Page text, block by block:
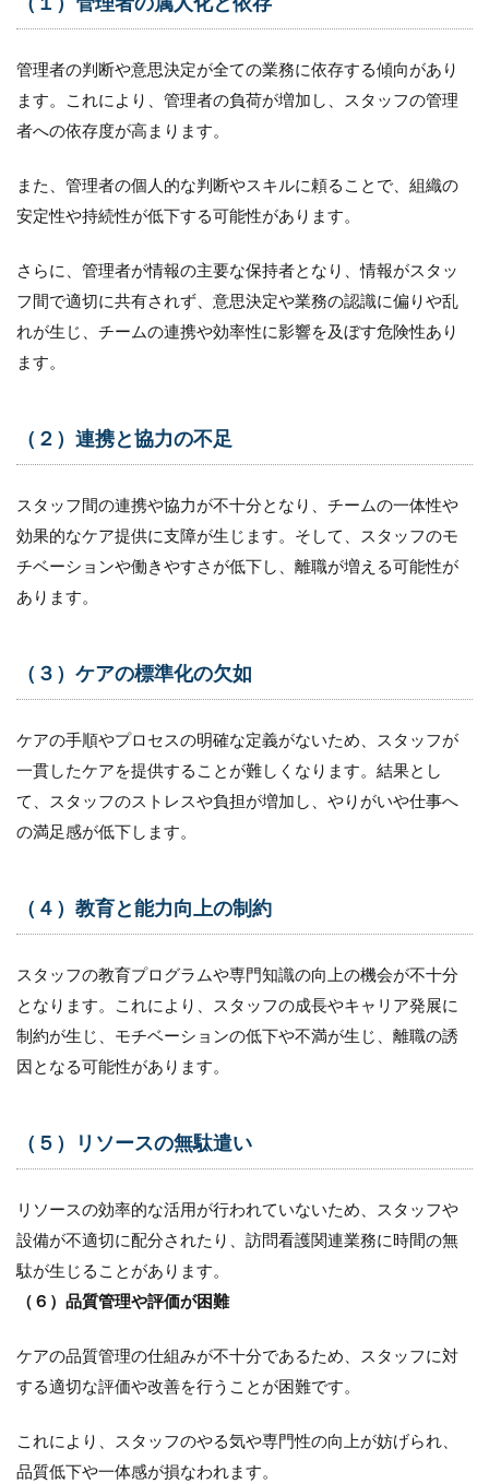
題
1.1
（１）
管理者
化と依
（２）
連携と
協力の
不足
標準化
の欠如
（４）
教育と
能力向
上の制
約
リソー
2
訪
問
看
護
ー
シ
ョ
の
組
の
仕
の
メ
ッ
ト
2.1
（１）
管理者
化の軽
（２）
効果的
な連携
管理者の判断や意思決定が全ての業務に依存する傾向があり
ます。これにより、管理者の負荷が増加し、スタッフの管理
者への依存度が高まります。
また、管理者の個人的な判断やスキルに頼ることで、組織の
安定性や持続性が低下する可能性があります。
さらに、管理者が情報の主要な保持者となり、情報がスタッ
フ間で適切に共有されず、意思決定や業務の認識に偏りや乱
れが生じ、チームの連携や効率性に影響を及ぼす危険性あり
ます。
（２）連携と協力の不足
スタッフ間の連携や協力が不十分となり、チームの一体性や
効果的なケア提供に支障が生じます。そして、スタッフのモ
チベーションや働きやすさが低下し、離職が増える可能性が
あります。
（３）ケアの標準化の欠如
ケアの手順やプロセスの明確な定義がないため、スタッフが
一貫したケアを提供することが難しくなります。結果とし
て、スタッフのストレスや負担が増加し、やりがいや仕事へ
の満足感が低下します。
（４）教育と能力向上の制約
スタッフの教育プログラムや専門知識の向上の機会が不十分
となります。これにより、スタッフの成長やキャリア発展に
制約が生じ、モチベーションの低下や不満が生じ、離職の誘
因となる可能性があります。
（５）リソースの無駄遣い
リソースの効率的な活用が行われていないため、スタッフや
設備が不適切に配分されたり、訪問看護関連業務に時間の無
駄が生じることがあります。
（６）品質管理や評価が困難
ケアの品質管理の仕組みが不十分であるため、スタッフに対
する適切な評価や改善を行うことが困難です。
これにより、スタッフのやる気や専門性の向上が妨げられ、
品質低下や一体感が損なわれます。